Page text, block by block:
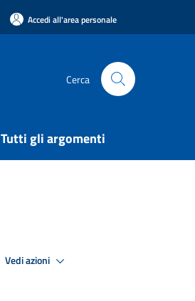
Accedi all'area personale
Cerca
Tutti gli argomenti
Vedi azioni